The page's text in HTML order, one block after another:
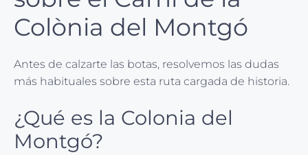
Colònia del Montgó
Antes de calzarte las botas, resolvemos las dudas
más habituales sobre esta ruta cargada de historia.
¿Qué es la Colonia del
Montgó?